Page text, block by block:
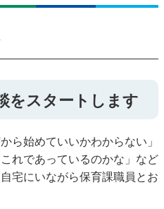
をスタートします
ら始めていいかわからない」
れであっているのかな」など
宅にいながら保育課職員とお